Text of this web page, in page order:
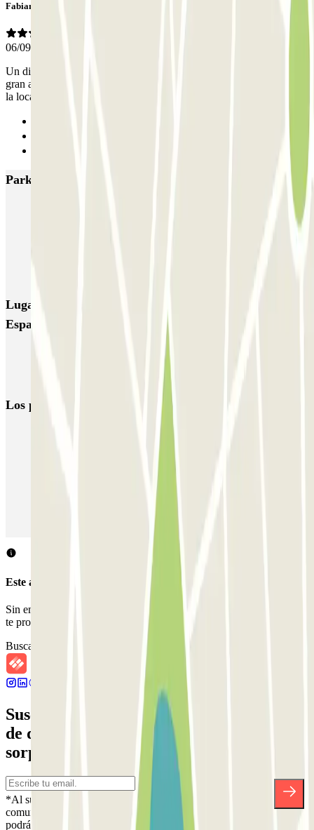
Fabian
06/09/2019
Un diez para Nacho, de InsideHome Valladolid: muy atento y de
gran ayuda con cualquier duda. Las plazas de parking son ampliad y
la localización del párking es muy céntrica.
Parkings más valorados en Valladolid
Lugares y eventos interesantes cerca de Plaza de
España - Inside Home
Reserva parking cerca de la estación de tren de Valladolid
Parkings en el Aeropuerto de Valladolid (VLL)
Los parkings más reservados
Parking en Barcelona
Parking en Aeropuerto Barcelona
Parking en Aeropuerto Madrid Barajas
Parking en Sants - Estación de Barcelona
Este aparcamiento no acepta reservas a través de Parclick.
Sin embargo, puedes reservar en uno de los parkings cercanos que
te proponemos.
Buscar parkings cercanos
Suscríbete a nuestra newsletter y entérate
de descuentos, sorteos y otras muchas
sorpresas.
*Al suscribirte aceptas nuestra Política de Privacidad para recibir
comunicaciones comerciales de Parclick. Sin ningún compromiso,
podrás darte de baja cuando quieras en la misma newsletter.